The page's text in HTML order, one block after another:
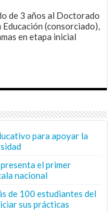
de 3 años al Doctorado
(consorciado),
en etapa inicial
para apoyar la
el primer
nacional
de 100 estudiantes del
sus prácticas